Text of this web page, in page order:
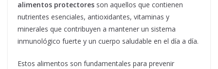
alimentos protectores son aquellos que contienen
nutrientes esenciales, antioxidantes, vitaminas y
minerales que contribuyen a mantener un sistema
inmunológico fuerte y un cuerpo saludable en el día a día.
Estos alimentos son fundamentales para prevenir